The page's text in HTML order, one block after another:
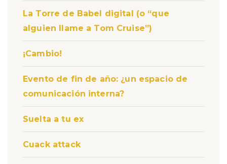
La Torre de Babel digital (o “que
alguien llame a Tom Cruise”)
¡Cambio!
Evento de fin de año: ¿un espacio de
comunicación interna?
Suelta a tu ex
Cuack attack